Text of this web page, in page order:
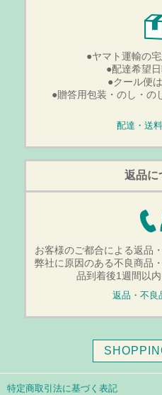
●ヤマト運輸の宅
●配達希望日
●クール便
●贈答用包装・のし・の
配達・送
返品に
お客様のご都合による返品
弊社に原因のある不良商品
品到着後1週間以内
返品・不良
特定商取引法に基づく表記